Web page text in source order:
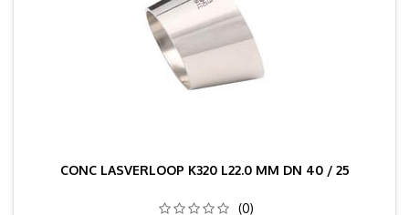
CONC LASVERLOOP K320 L22.0 MM DN 40 / 25
(0)